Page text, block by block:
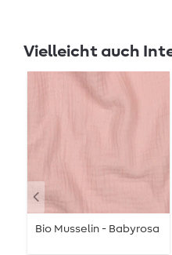
Vielleicht auch
Bio Musselin - Babyrosa